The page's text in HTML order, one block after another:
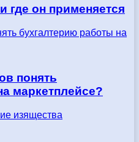
где он применяется
бухгалтерию работы на
понять
маркетплейсе?
изящества